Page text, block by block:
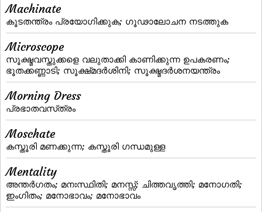
Machinate
കൂടതന്ത്രം പ്രയോഗിക്കുക; ഗൂഢാലോചന നടത്തുക
Microscope
സൂക്ഷ്മവസ്തുക്കളെ വലുതാക്കി കാണിക്കുന്ന ഉപകരണം;
ഭൂതക്കണ്ണാടി; സൂക്ഷ്‌മദര്‍ശിനി; സൂക്ഷ്മദര്‍ശനയന്ത്രം
Morning Dress
പ്രഭാതവസ്‌ത്രം
Moschate
കസ്തൂരി മണക്കുന്ന; കസ്തൂരി ഗന്ധമുള്ള
Mentality
അന്തര്‍ഗതം; മനഃസ്ഥിതി; മനസ്സ്‌; ചിത്തവൃത്തി; മനോഗതി;
ഇംഗിതം; മനോഭാവം; മനോഭാവം